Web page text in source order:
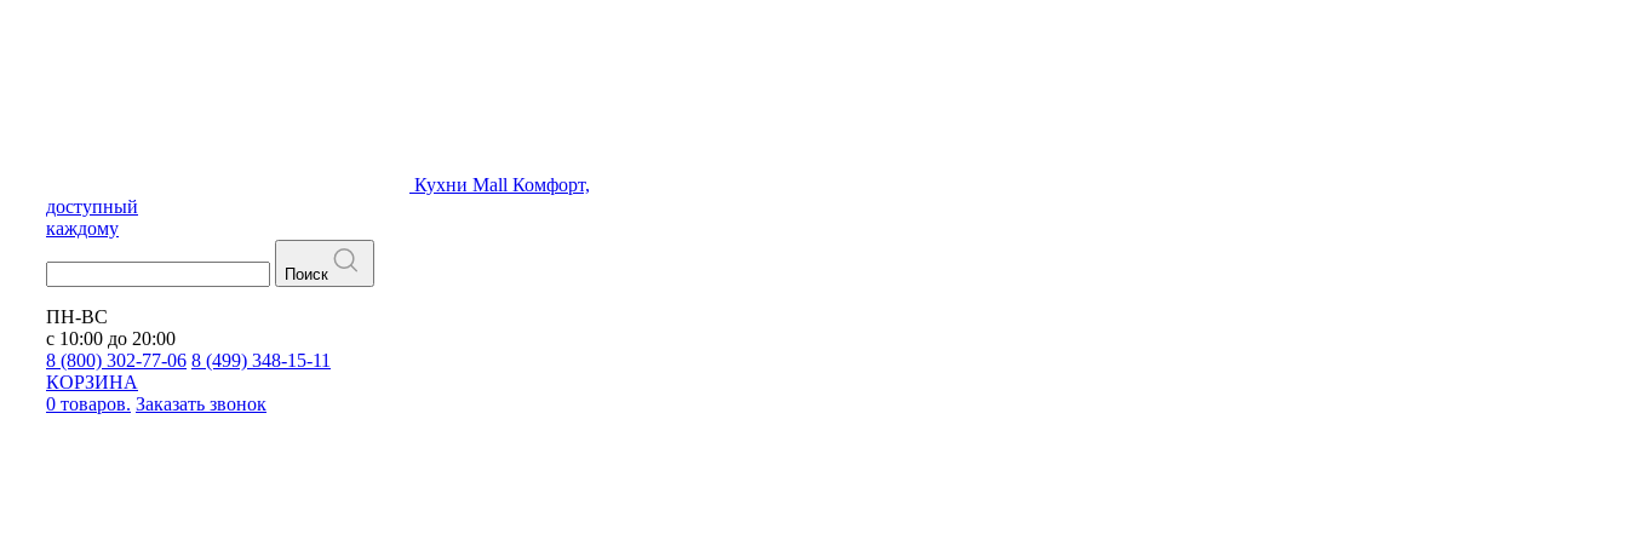
Кухни Mall Комфорт,
доступный
каждому
Поиск
ПН-ВС
с 10:00 до 20:00
8 (800) 302-77-06 8 (499) 348-15-11
КОРЗИНА
0 товаров. Заказать звонок